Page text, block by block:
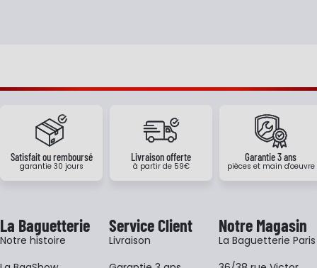
Satisfait ou remboursé
garantie 30 jours
Livraison offerte
à partir de 59€
Garantie 3 ans
pièces et main d'oeuvre
La Baguetterie
Notre histoire
Service Client
Livraison
Notre Magasin
La Baguetterie Paris